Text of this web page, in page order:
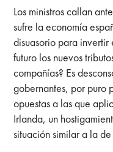
Los ministros callan
sufre la economía
disuasorio para invertir
futuro los nuevos
compañías? Es
gobernantes, por puro
opuestas a las que
Irlanda, un
situación similar a la